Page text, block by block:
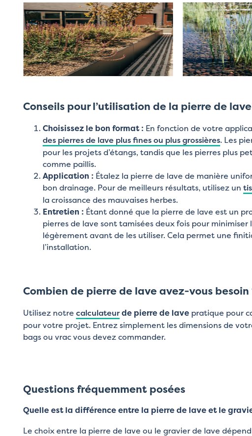
Conseils pour l’utilisation de la pierre de
Choisissez le bon format : En fonction de votre
des pierres de lave plus fines ou plus grossières. Les
pour les projets d’étangs, tandis que les pierres plus
comme paillis.
Application : Étalez la pierre de lave de manière
bon drainage. Pour de meilleurs résultats, utilisez un
la croissance des mauvaises herbes.
Entretien : Étant donné que la pierre de lave est un
pierres de lave sont tamisées deux fois pour
légèrement avant de les utiliser. Cela permet une
l’installation.
Combien de pierre de lave avez-vous besoin
Utilisez notre calculateurde pierre de lave pratique pour
pour votre projet. Entrez simplement les dimensions de
bags ou vrac vous devez commander.
Questions fréquemment posées
Quelle est la différence entre la pierre de lave et le
Le choix entre la pierre de lave ou le gravier de lave